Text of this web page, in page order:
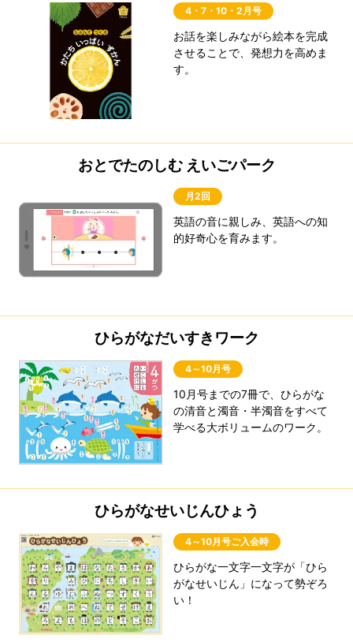
4・7・10・2月号
お話を楽しみながら絵本を完成
させることで、発想力を高めま
す。
おとでたのしむ えいごパーク
月2回
英語の音に親しみ、英語への知
的好奇心を育みます。
ひらがなだいすきワーク
4～10月号
10月号までの7冊で、ひらがな
の清音と濁音・半濁音をすべて
学べる大ボリュームのワーク。
ひらがなせいじんひょう
4～10月号ご入会時
ひらがな一文字一文字が「ひら
がなせいじん」になって勢ぞろ
い！